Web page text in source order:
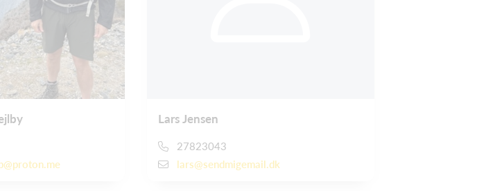
Lars Jensen
27823043
lars@sendmigemail.dk